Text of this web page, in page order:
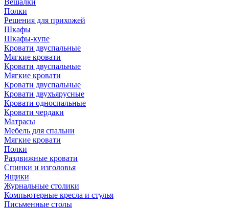
Полки
Решения для прихожей
Шкафы
Шкафы-купе
Кровати двуспальные
Мягкие кровати
Кровати двуспальные
Мягкие кровати
Кровати двуспальные
Кровати двухъярусные
Кровати односпальные
Кровати чердаки
Матрасы
Мебель для спальни
Мягкие кровати
Полки
Раздвижные кровати
Спинки и изголовья
Ящики
Журнальные столики
Компьютерные кресла и стулья
Письменные столы